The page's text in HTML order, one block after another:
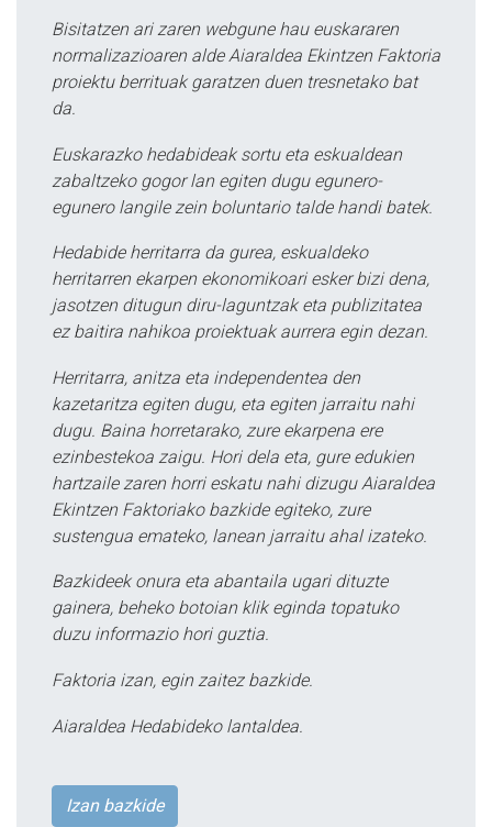
Bisitatzen ari zaren webgune hau euskararen
normalizazioaren alde Aiaraldea Ekintzen Faktoria
proiektu berrituak garatzen duen tresnetako bat
da.
Euskarazko hedabideak sortu eta eskualdean
zabaltzeko gogor lan egiten dugu egunero-
egunero langile zein boluntario talde handi batek.
Hedabide herritarra da gurea, eskualdeko
herritarren ekarpen ekonomikoari esker bizi dena,
jasotzen ditugun diru-laguntzak eta publizitatea
ez baitira nahikoa proiektuak aurrera egin dezan.
Herritarra, anitza eta independentea den
kazetaritza egiten dugu, eta egiten jarraitu nahi
dugu. Baina horretarako, zure ekarpena ere
ezinbestekoa zaigu. Hori dela eta, gure edukien
hartzaile zaren horri eskatu nahi dizugu Aiaraldea
Ekintzen Faktoriako bazkide egiteko, zure
sustengua emateko, lanean jarraitu ahal izateko.
Bazkideek onura eta abantaila ugari dituzte
gainera, beheko botoian klik eginda topatuko
duzu informazio hori guztia.
Faktoria izan, egin zaitez bazkide.
Aiaraldea Hedabideko lantaldea.
Izan bazkide